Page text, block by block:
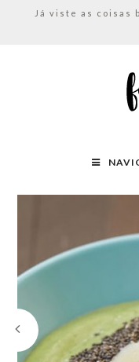
Já viste as coisas